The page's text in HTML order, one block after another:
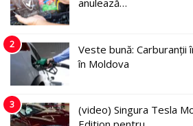
anulează…
2
Veste bună: Carburanții
în Moldova
3
(video) Singura Tesla